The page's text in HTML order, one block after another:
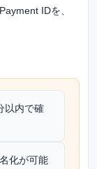
IDを、
以内で確
化が可能